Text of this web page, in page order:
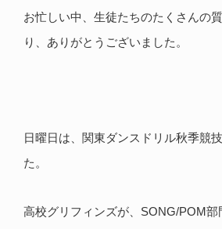
お忙しい中、生徒たちのたくさんの
り、ありがとうございました。
日曜日は、関東ダンスドリル秋季競
た。
高校グリフィンズが、SONG/POM部